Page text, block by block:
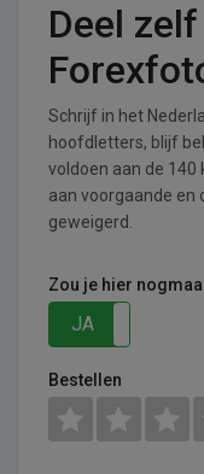
Deel
Schrijf in het
hoofdletters, blijf
voldoen aan de 140
aan voorgaande en
geweigerd.
Zou je hier
JA
Bestellen